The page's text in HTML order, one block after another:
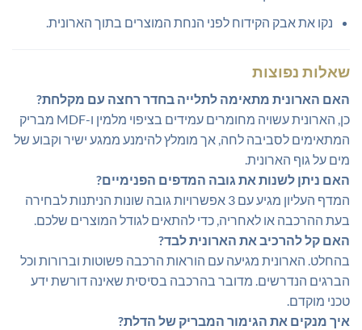
נקו את אבק הקידוח לפני הנחת המוצרים בתוך הארונית.
שאלות נפוצות
האם הארונית מתאימה לתלייה בחדר רחצה עם מקלחת?
כן, הארונית עשויה מחומרים עמידים בציפוי מלמין ו-MDF מבריק
המתאימים לסביבה לחה, אך מומלץ להימנע ממגע ישיר וקבוע של
מים על גוף הארונית.
האם ניתן לשנות את גובה המדפים הפנימיים?
המדף העליון מגיע עם 3 אפשרויות גובה שונות הניתנות לבחירה
בעת ההרכבה או לאחריה, כדי להתאים לגודל המוצרים שלכם.
האם קל להרכיב את הארונית לבד?
בהחלט. הארונית מגיעה עם הוראות הרכבה פשוטות וברורות וכל
הברגים הנדרשים. מדובר בהרכבה בסיסית שאינה דורשת ידע
טכני מוקדם.
איך מנקים את הגימור המבריק של הדלת?